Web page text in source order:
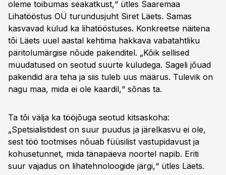
oleme toibumas seakatkust,“ ütles Saaremaa
Lihatööstus OÜ turundusjuht Siret Läets. Samas
kasvavad kulud ka lihatööstuses. Konkreetse näitena
tõi Läets uuel aastal kehtima hakkava vabatahtliku
päritolumärgise nõude pakenditel. „Kõik sellised
muudatused on seotud suurte kuludega. Sageli jõuad
pakendid ära teha ja siis tuleb uus määrus. Tulevik on
nagu maa, mida ei ole kaardil,“ sõnas ta.
Ta tõi välja ka tööjõuga seotud kitsaskoha:
„Spetsialistidest on suur puudus ja järelkasvu ei ole,
sest töö tootmises nõuab füüsilist vastupidavust ja
kohusetunnet, mida tänapäeva noortel napib. Eriti
suur vajadus on lihatehnoloogide järgi,“ ütles Läets.